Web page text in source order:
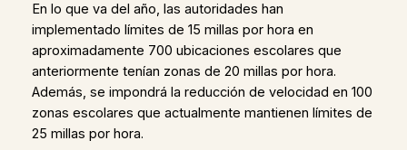
En lo que va del año, las autoridades han
implementado límites de 15 millas por hora en
aproximadamente 700 ubicaciones escolares que
anteriormente tenían zonas de 20 millas por hora.
Además, se impondrá la reducción de velocidad en 100
zonas escolares que actualmente mantienen límites de
25 millas por hora.